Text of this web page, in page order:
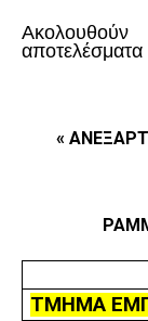
αποτελέσματα
«
ΤΜΗΜΑ